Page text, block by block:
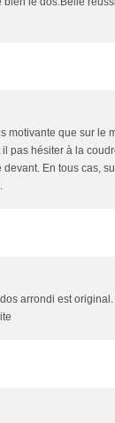
motivante que sur le
pas hésiter à la
En tous cas,
arrondi est